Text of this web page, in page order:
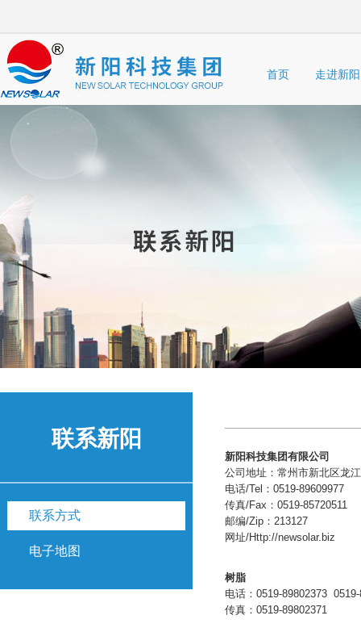
首页 走进新阳
联系新阳
联系方式
电子地图
新阳科技集团有限公司
公司地址：常州市新北区龙
电话/Tel：0519-89609977
传真/Fax：0519-85720511
邮编/Zip：213127
网址/Http://newsolar.biz
树脂
电话：0519-89802373
传真：0519-89802371